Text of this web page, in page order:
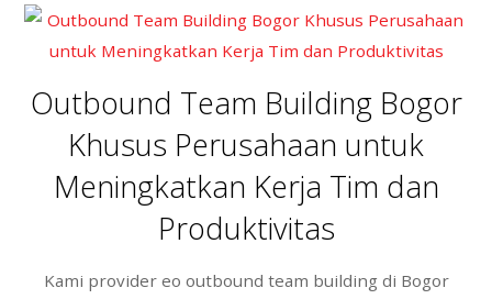
b
o
o
k
er e
Outbound Team Building Bogor
Khusus Perusahaan untuk
Meningkatkan Kerja Tim dan
Produktivitas
Kami provider eo outbound team building di Bogor